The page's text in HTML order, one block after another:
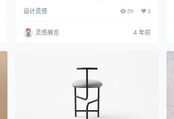
式。他们一直在寻求发展设计、建筑、技术和生
筑。Agape最新的洗脸盆、水龙头、家具、浴
缸、灯具和配件被设计成一个“不断变化的整
设计灵感 59 0
灵感展览 4 年前